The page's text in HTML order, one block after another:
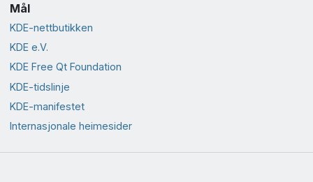
Mål
KDE-nettbutikken
KDE e.V.
KDE Free Qt Foundation
KDE-tidslinje
KDE-manifestet
Internasjonale heimesider